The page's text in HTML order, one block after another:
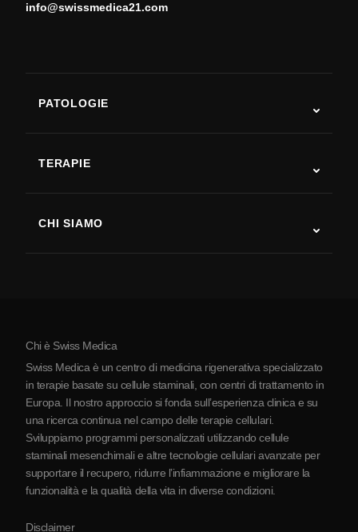
info@swissmedica21.com
PATOLOGIE
Malattia di Parkinson
Artrite
TERAPIE
CHI SIAMO
La Serbia
Partnership
Chi è Swiss Medica
Swiss Medica è un centro di medicina rigenerativa specializzato
in terapie basate su cellule staminali, con centri di trattamento in
Europa. Il nostro approccio si fonda sull’esperienza clinica e su
una ricerca continua nel campo delle terapie cellulari.
Sviluppiamo programmi personalizzati utilizzando cellule
staminali mesenchimali e altre tecnologie cellulari avanzate per
supportare il recupero, ridurre l’infiammazione e migliorare la
funzionalità e la qualità della vita in diverse condizioni.
Disclaimer